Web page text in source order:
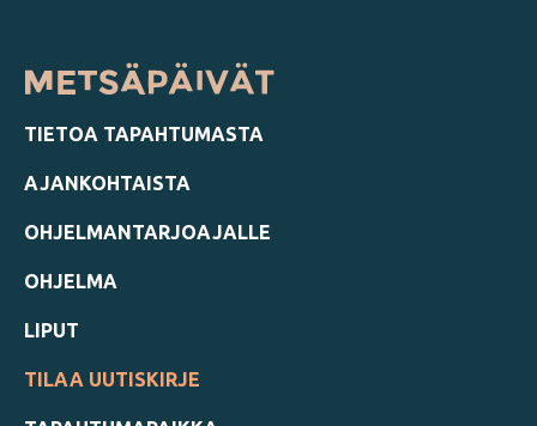
TIETOA TAPAHTUMASTA
AJANKOHTAISTA
OHJELMANTARJOAJALLE
OHJELMA
LIPUT
TILAA UUTISKIRJE